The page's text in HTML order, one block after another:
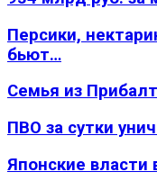
Персики,
бьют…
Семья из
ПВО за сутки
Японские